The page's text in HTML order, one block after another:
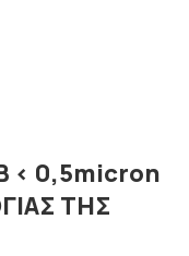
< 0,5micron
ΤΗΣ